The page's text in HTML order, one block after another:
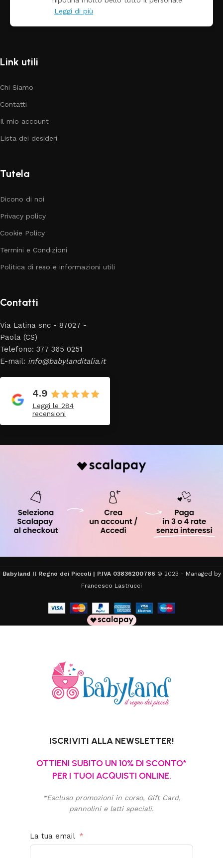
Link utili
Chi Siamo
Contatti
Il mio account
Lista dei desideri
Tutela
Dicono di noi
Privacy policy
Cookie Policy
Termini e Condizioni
Politica di reso e informazioni utili
Contatti
Via Latina snc - 87027 -
Paola (CS)
Telefono: 377 365 0251
E-mail: info@babylanditalia.it
4.9
Leggi le 284
recensioni
Babyland Il Regno dei Piccoli | P.IVA 03836200786 © 2023 - Managed by
Francesco Lastrucci
ISCRIVITI ALLA NEWSLETTER!
OTTIENI SUBITO UN 10% DI SCONTO*
PER I TUOI ACQUISTI ONLINE.
*Escluso promozioni in corso, Gift Card,
pannolini e latti speciali.
La tua email